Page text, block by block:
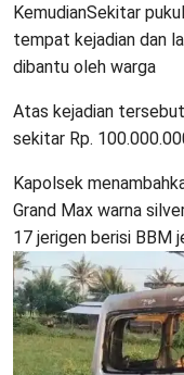
KemudianSekitar
tempat kejadian dan
dibantu oleh warga
Atas kejadian
sekitar Rp.
Kapolsek
Grand Max warna
17 jerigen berisi BBM